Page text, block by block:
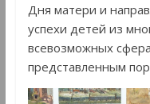
Дня матери и
успехи детей из
всевозможных
представленным